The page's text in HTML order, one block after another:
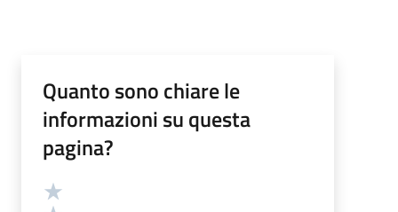
Quanto sono chiare le
informazioni su questa
pagina?
Valutazione